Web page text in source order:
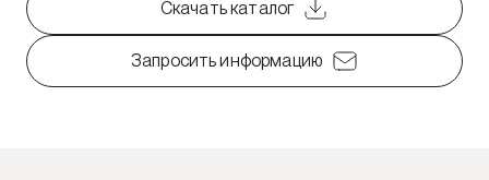
Скачать каталог
Запросить информацию